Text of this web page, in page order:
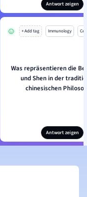
Antwort zeigen
+ Add tag Immunology
Was repräsentieren die
und Shen in der
chinesischen
Antwort zeigen